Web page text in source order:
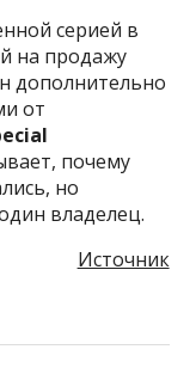
серией в
на продажу
дополнительно
от
почему
но
владелец.
Источник